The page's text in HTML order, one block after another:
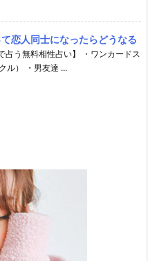
恋人同士になったらどうなる
占う無料相性占い】 ・ワンカードス
ル） ・男友達 ...